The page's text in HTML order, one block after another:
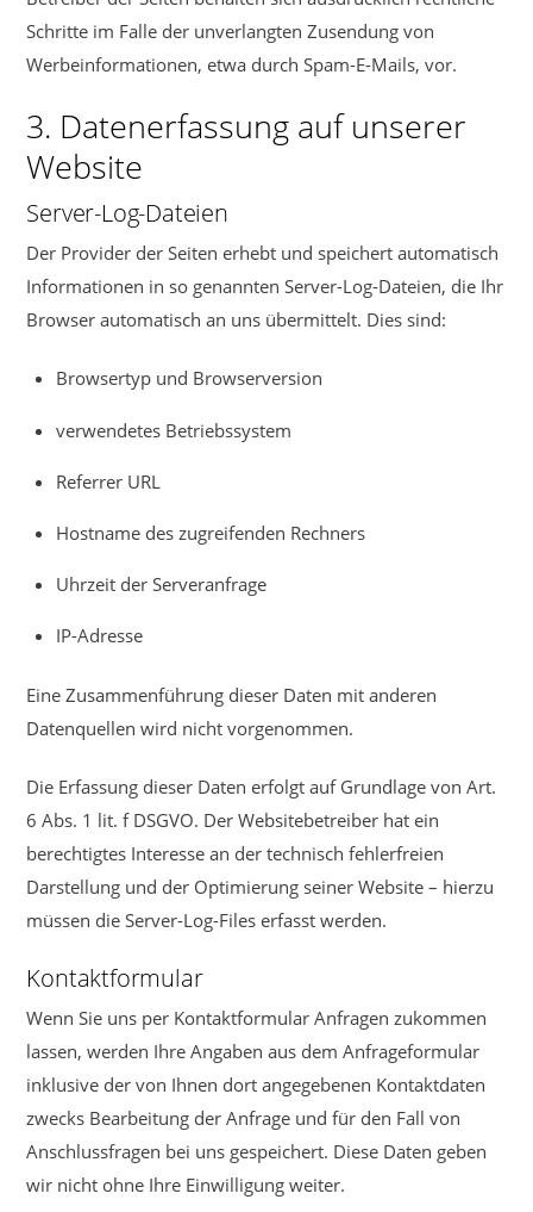
Schritte im Falle der unverlangten Zusendung von
Werbeinformationen, etwa durch Spam-E-Mails, vor.
3. Datenerfassung auf unserer
Website
Server-Log-Dateien
Der Provider der Seiten erhebt und speichert automatisch
Informationen in so genannten Server-Log-Dateien, die Ihr
Browser automatisch an uns übermittelt. Dies sind:
Browsertyp und Browserversion
verwendetes Betriebssystem
Referrer URL
Hostname des zugreifenden Rechners
Uhrzeit der Serveranfrage
IP-Adresse
Eine Zusammenführung dieser Daten mit anderen
Datenquellen wird nicht vorgenommen.
Die Erfassung dieser Daten erfolgt auf Grundlage von Art.
6 Abs. 1 lit. f DSGVO. Der Websitebetreiber hat ein
berechtigtes Interesse an der technisch fehlerfreien
Darstellung und der Optimierung seiner Website – hierzu
müssen die Server-Log-Files erfasst werden.
Kontaktformular
Wenn Sie uns per Kontaktformular Anfragen zukommen
lassen, werden Ihre Angaben aus dem Anfrageformular
inklusive der von Ihnen dort angegebenen Kontaktdaten
zwecks Bearbeitung der Anfrage und für den Fall von
Anschlussfragen bei uns gespeichert. Diese Daten geben
wir nicht ohne Ihre Einwilligung weiter.